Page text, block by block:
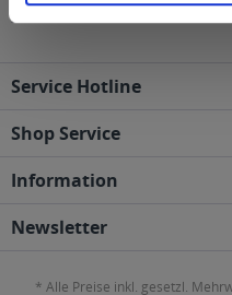
Service Hotline
Shop Service
Information
Newsletter
* Alle Preise inkl. gesetzl.